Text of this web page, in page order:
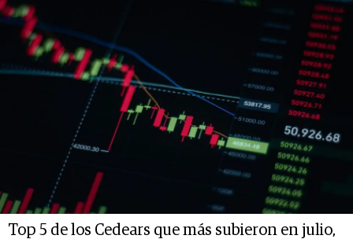
Top 5 de los Cedears que más subieron en julio,